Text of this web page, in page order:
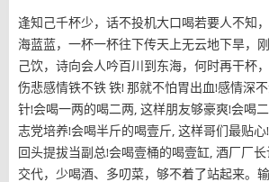
逢知己千杯少，话不投机大口喝若要人不知
海蓝蓝，一杯一杯往下传天上无云地下旱，
己饮，诗向会人吟百川到东海，何时再干杯
伤悲感情铁不铁 铁! 那就不怕胃出血!感情深
针!会喝一两的喝二两, 这样朋友够豪爽!会喝
志党培养!会喝半斤的喝壹斤, 这样哥们最贴心
回头提拔当副总!会喝壹桶的喝壹缸, 酒厂厂
交代，少喝酒、多叨菜，够不着了站起来。